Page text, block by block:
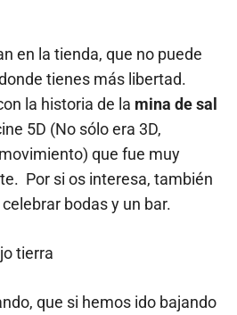
en la tienda, que no puede
tienes más libertad.
la historia de la mina de sal
5D (No sólo era 3D,
que fue muy
Por si os interesa, también
bodas y un bar.
que si hemos ido bajando